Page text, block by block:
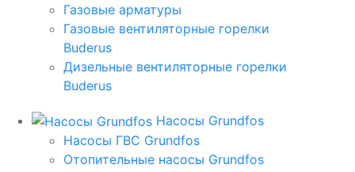
Газовые арматуры
Газовые вентиляторные горелки
Buderus
Дизельные вентиляторные горелки
Buderus
Насосы Grundfos
Насосы ГВС Grundfos
Отопительные насосы Grundfos